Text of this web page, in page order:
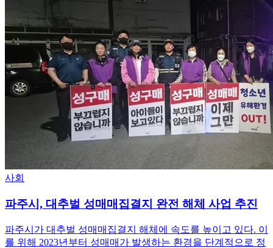
사회
파주시, 대추벌 성매매집결지 완전 해체 사업 추진
파주시가 대추벌 성매매집결지 해체에 속도를 높이고 있다. 이
를 위해 2023년부터 성매매가 발생하는 환경을 단계적으로 정